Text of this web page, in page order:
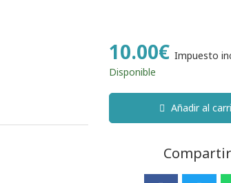
10.00€ Impuesto
Disponible
Añadir al